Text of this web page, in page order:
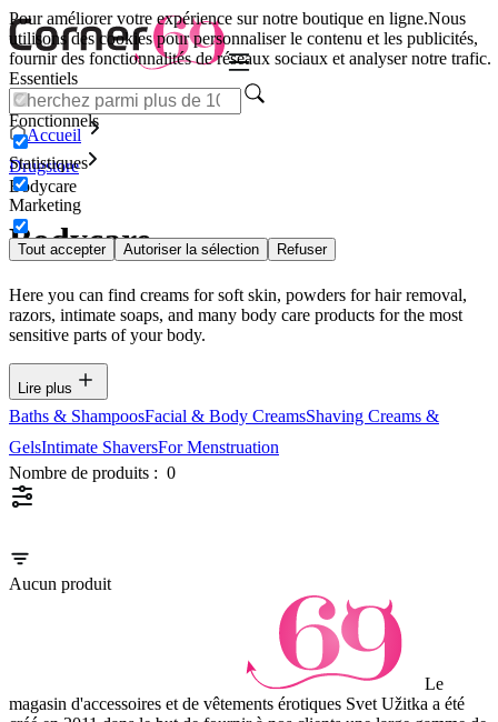
Pour améliorer votre expérience sur notre boutique en ligne.Nous
utilisons des cookies pour personnaliser le contenu et les publicités,
fournir des fonctionnalités de réseaux sociaux et analyser notre trafic.
Essentiels
Fonctionnels
Statistiques
Marketing
Tout accepter Autoriser la sélection Refuser
Accueil
Drugstore
Bodycare
Bodycare
Here you can find creams for soft skin, powders for hair removal,
razors, intimate soaps, and many body care products for the most
sensitive parts of your body.
Lire plus
Baths & ShampoosFacial & Body CreamsShaving Creams &
GelsIntimate ShaversFor Menstruation
Nombre de produits : 0
Aucun produit
Le
magasin d'accessoires et de vêtements érotiques Svet Užitka a été